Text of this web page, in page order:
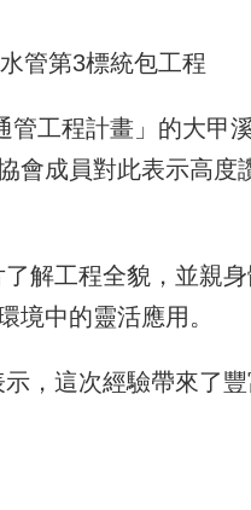
管第3標統包工程
工程計畫」的大甲
會成員對此表示高度
解工程全貌，並親身
境中的靈活應用。
，這次經驗帶來了豐